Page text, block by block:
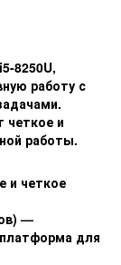
8250U,
работу с
четкое и
работы.
и четкое
—
для